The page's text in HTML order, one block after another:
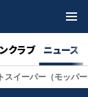
クラブ ニュース
スイーパー（モッパ